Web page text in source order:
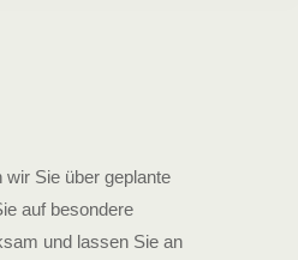
Sie über geplante
auf besondere
und lassen Sie an